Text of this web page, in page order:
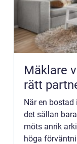
Mäklare
rätt
När en
det sällan
möts anrik
höga